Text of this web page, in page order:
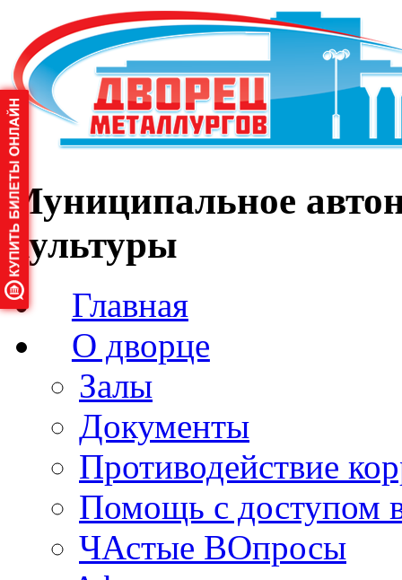
Муниципальное
культуры
Главная
О дворце
Залы
Документы
Противодействие
Помощь с доступом
ЧАстые ВОпросы